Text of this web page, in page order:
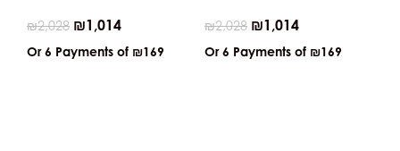
₪2,028 ₪1,014
Or 6 Payments of ₪169
₪2,028 ₪1,014
Or 6 Payments of ₪169